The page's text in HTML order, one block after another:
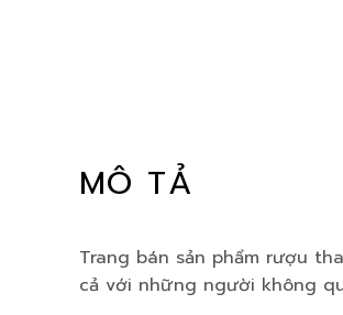
MÔ TẢ
Trang bán sản phẩm rượu
cả với những người không